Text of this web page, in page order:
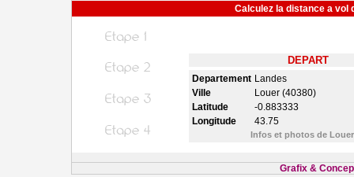
Calculez la distance a vol
DEPART
Departement Landes
Ville
Louer (40380)
Latitude
-0.883333
Longitude
43.75
Infos et photos de
Grafix &